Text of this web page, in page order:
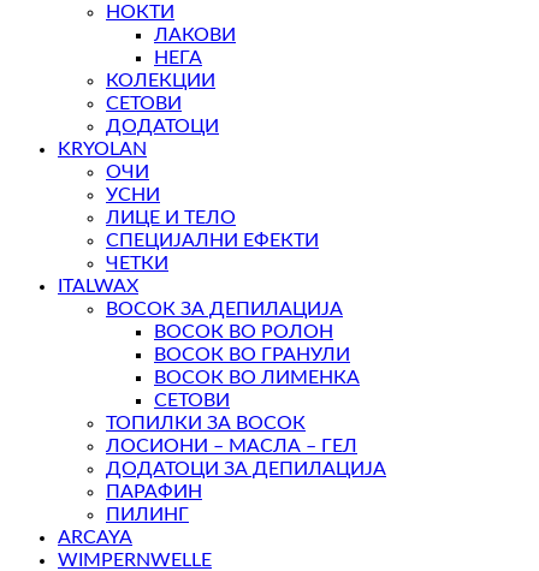
НОКТИ
ЛАКОВИ
НЕГА
КОЛЕКЦИИ
СЕТОВИ
ДОДАТОЦИ
KRYOLAN
ОЧИ
УСНИ
ЛИЦЕ И ТЕЛО
СПЕЦИЈАЛНИ ЕФЕКТИ
ЧЕТКИ
ITALWAX
ВОСОК ЗА ДЕПИЛАЦИЈА
ВОСОК ВО РОЛОН
ВОСОК ВО ГРАНУЛИ
ВОСОК ВО ЛИМЕНКА
СЕТОВИ
ТОПИЛКИ ЗА ВОСОК
ЛОСИОНИ – МАСЛА – ГЕЛ
ДОДАТОЦИ ЗА ДЕПИЛАЦИЈА
ПАРАФИН
ПИЛИНГ
ARCAYA
WIMPERNWELLE